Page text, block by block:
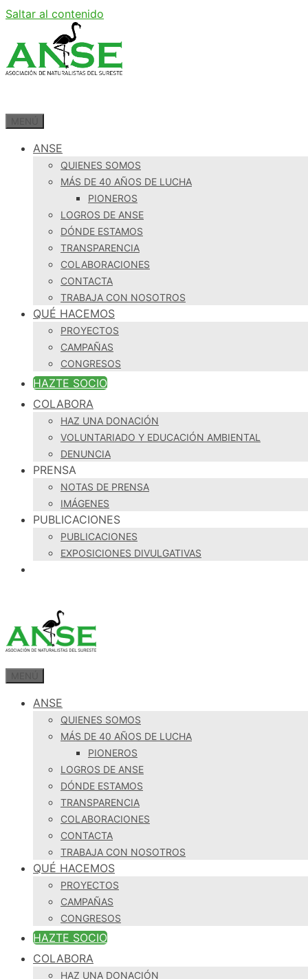
Saltar al contenido
ANSE
QUIENES SOMOS
MÁS DE 40 AÑOS DE LUCHA
PIONEROS
LOGROS DE ANSE
DÓNDE ESTAMOS
TRANSPARENCIA
COLABORACIONES
CONTACTA
TRABAJA CON NOSOTROS
QUÉ HACEMOS
PROYECTOS
CAMPAÑAS
CONGRESOS
HAZTE SOCIO
COLABORA
HAZ UNA DONACIÓN
VOLUNTARIADO Y EDUCACIÓN AMBIENTAL
DENUNCIA
PRENSA
NOTAS DE PRENSA
IMÁGENES
PUBLICACIONES
PUBLICACIONES
EXPOSICIONES DIVULGATIVAS
ANSE
QUIENES SOMOS
MÁS DE 40 AÑOS DE LUCHA
PIONEROS
LOGROS DE ANSE
DÓNDE ESTAMOS
TRANSPARENCIA
COLABORACIONES
CONTACTA
TRABAJA CON NOSOTROS
QUÉ HACEMOS
PROYECTOS
CAMPAÑAS
CONGRESOS
HAZTE SOCIO
COLABORA
HAZ UNA DONACIÓN